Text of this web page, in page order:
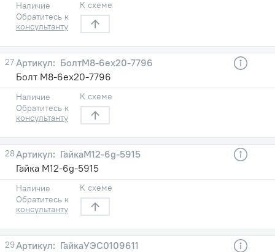
Наличие
Обратитесь к
консультанту
К схеме
27
БолтМ8-6ех20-7796
Болт М8-6ех20-7796
Наличие
Обратитесь к
консультанту
К схеме
28
ГайкаМ12-6g-5915
Гайка М12-6g-5915
Наличие
Обратитесь к
консультанту
К схеме
29
ГайкаУЭС0109611